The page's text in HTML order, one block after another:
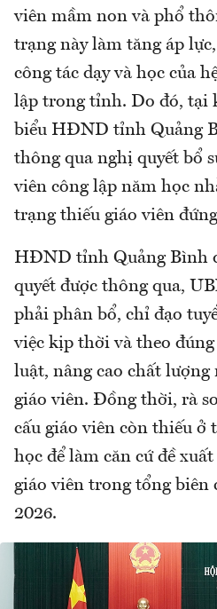
viên mầm non và phổ
trạng này làm tăng áp
công tác dạy và học của
lập trong tỉnh. Do đó, tại
biểu HĐND tỉnh Quảng
thông qua nghị quyết bổ
viên công lập năm học
trạng thiếu giáo viên
HĐND tỉnh Quảng Bình
quyết được thông qua,
phải phân bổ, chỉ đạo
việc kịp thời và theo
luật, nâng cao chất lượng
giáo viên. Đồng thời, rà
cấu giáo viên còn thiếu ở
học để làm căn cứ đề
giáo viên trong tổng biên
2026.